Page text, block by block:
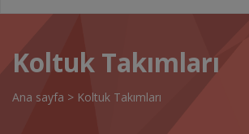
Koltuk Takımları
Ana sayfa > Koltuk Takımları